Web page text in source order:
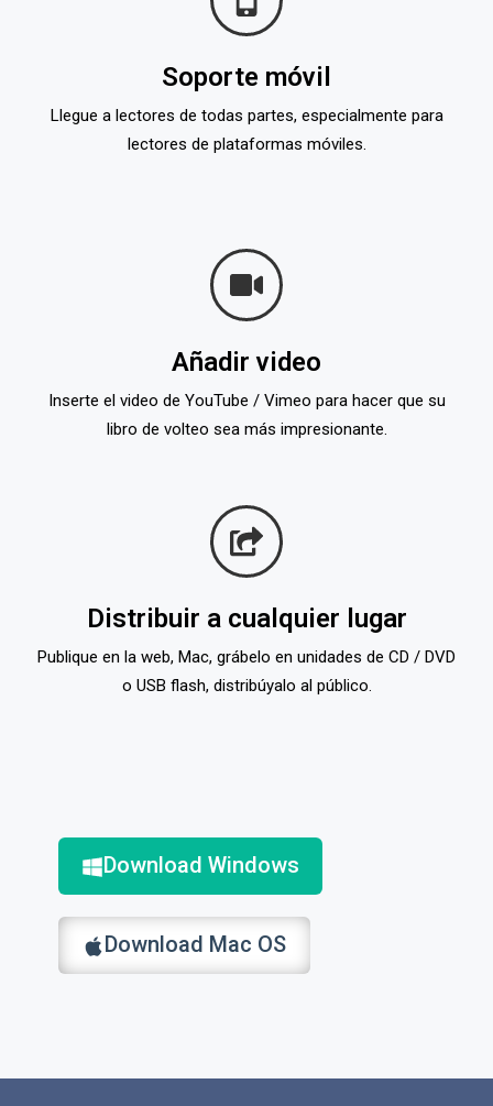
Soporte móvil
Llegue a lectores de todas partes, especialmente para
lectores de plataformas móviles.
Añadir video
Inserte el video de YouTube / Vimeo para hacer que su
libro de volteo sea más impresionante.
Distribuir a cualquier lugar
Publique en la web, Mac, grábelo en unidades de CD / DVD
o USB flash, distribúyalo al público.
Download Windows
Download Mac OS